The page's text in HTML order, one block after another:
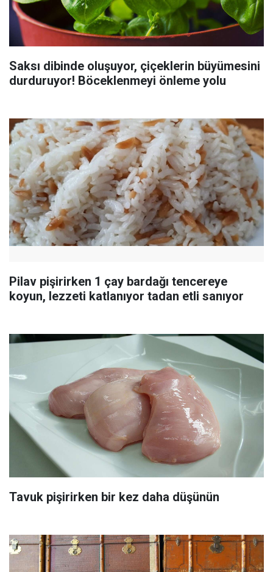
Saksı dibinde oluşuyor, çiçeklerin büyümesini
durduruyor! Böceklenmeyi önleme yolu
Pilav pişirirken 1 çay bardağı tencereye
koyun, lezzeti katlanıyor tadan etli sanıyor
Tavuk pişirirken bir kez daha düşünün